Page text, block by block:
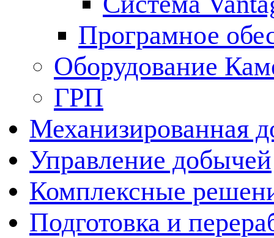
Програмное
Оборудование
ГРП
Механизированная
Управление добычей
Комплексные
Подготовка и